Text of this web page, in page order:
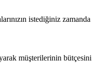
istediğiniz
müşterilerinin